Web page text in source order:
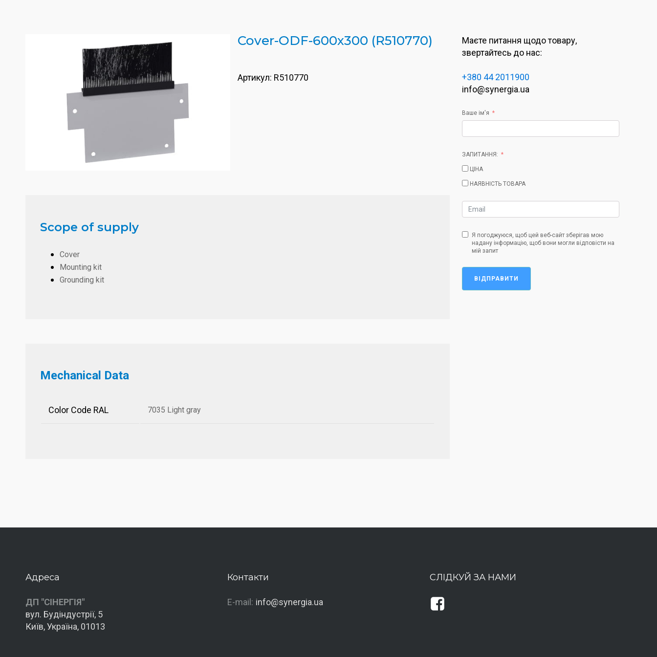
Cover-ODF-600x300 (R510770)
Артикул: R510770
Scope of supply
Cover
Mounting kit
Grounding kit
Mechanical Data
Color Code RAL 7035 Light gray
Маєте питання щодо товару,
звертайтесь до нас:
+380 44 2011900
info@synergia.ua
Ваше ім'я
ЗАПИТАННЯ:
ЦІНА
НАЯВНІСТЬ ТОВАРА
Я погоджуюся, щоб цей веб-сайт зберігав мою
надану інформацію, щоб вони могли відповісти на
мій запит
ВІДПРАВИТИ
Адреса
ДП "СІНЕРГІЯ"
вул. Будіндустрії, 5
Київ, Україна, 01013
Контакти
E-mail: info@synergia.ua
СЛІДКУЙ ЗА НАМИ